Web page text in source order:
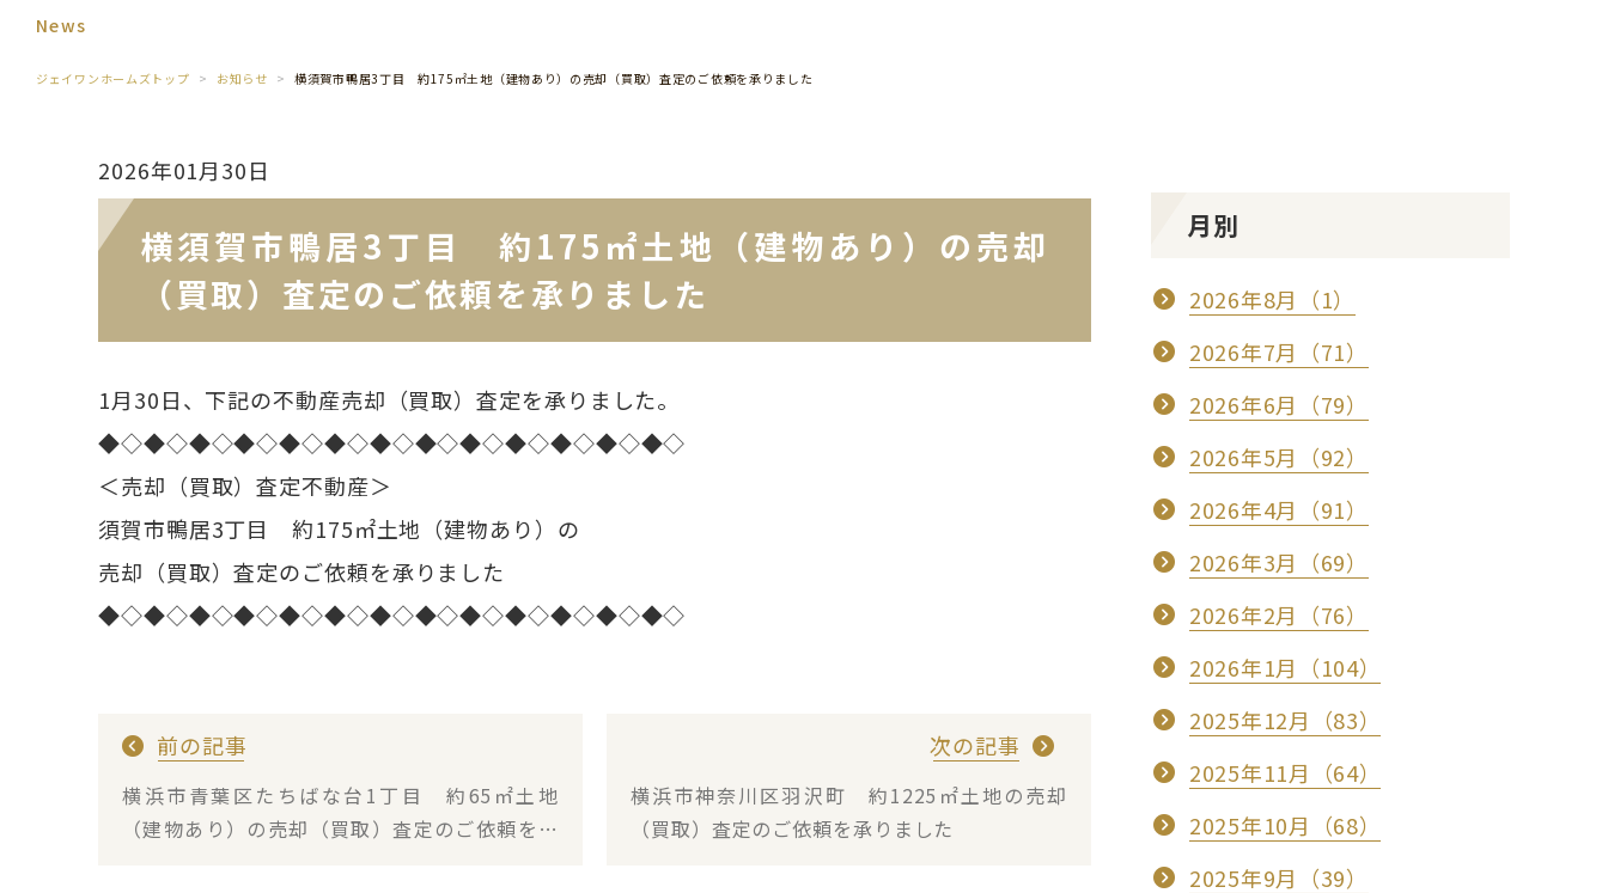
News
ジェイワンホームズトップ お知らせ 横須賀市鴨居3丁目 約175㎡土地（建物あり）の売却（買取）査定のご依頼を承りました
2026年01月30日
横須賀市鴨居3丁目 約175㎡土地（建物あり）の売却
（買取）査定のご依頼を承りました
1月30日、下記の不動産売却（買取）査定を承りました。
◆◇◆◇◆◇◆◇◆◇◆◇◆◇◆◇◆◇◆◇◆◇◆◇◆◇
＜売却（買取）査定不動産＞
須賀市鴨居3丁目 約175㎡土地（建物あり）の
売却（買取）査定のご依頼を承りました
◆◇◆◇◆◇◆◇◆◇◆◇◆◇◆◇◆◇◆◇◆◇◆◇◆◇
前の記事
横浜市青葉区たちばな台1丁目 約65㎡土地
（建物あり）の売却（買取）査定のご依頼を承
次の記事
横浜市神奈川区羽沢町 約1225㎡土地の売却
（買取）査定のご依頼を承りました
月別
2026年8月（1）
2026年7月（71）
2026年6月（79）
2026年5月（92）
2026年4月（91）
2026年3月（69）
2026年2月（76）
2026年1月（104）
2025年12月（83）
2025年11月（64）
2025年10月（68）
2025年9月（39）